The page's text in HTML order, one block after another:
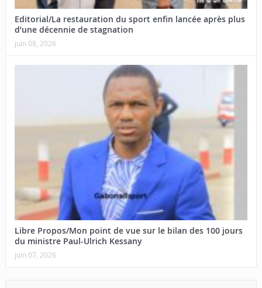
Editorial/La restauration du sport enfin lancée après plus
d’une décennie de stagnation
juin 08, 2026
Libre Propos/Mon point de vue sur le bilan des 100 jours
du ministre Paul-Ulrich Kessany
juin 07, 2026